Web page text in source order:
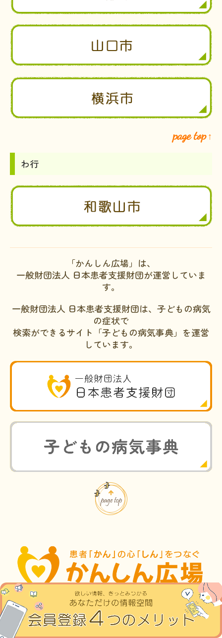
page top ↑
わ行
「かんしん広場」は、
一般財団法人 日本患者支援財団が運営していま
す。
一般財団法人 日本患者支援財団は、子どもの病気
の症状で
検索ができるサイト「子どもの病気事典」を運営
しています。